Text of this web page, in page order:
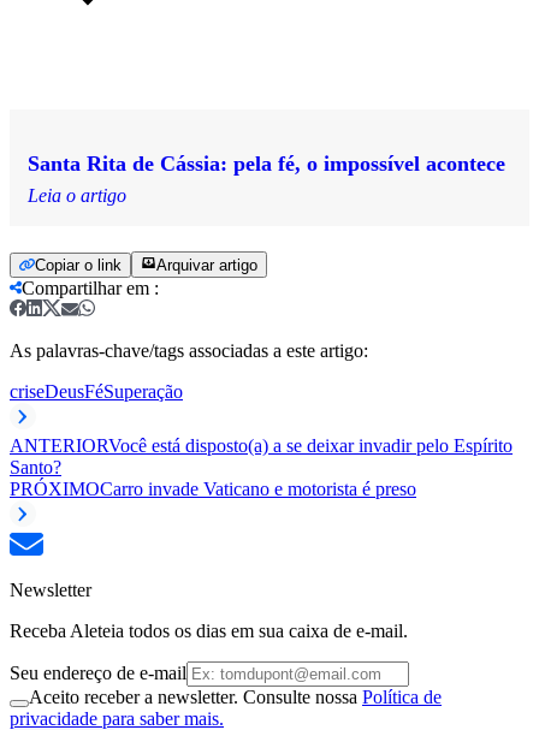
Santa Rita de Cássia: pela fé, o impossível acontece
Leia o artigo
Copiar o link Arquivar artigo
Compartilhar em :
As palavras-chave/tags associadas a este artigo:
criseDeusFéSuperação
ANTERIORVocê está disposto(a) a se deixar invadir pelo Espírito
Santo?
PRÓXIMOCarro invade Vaticano e motorista é preso
Newsletter
Receba Aleteia todos os dias em sua caixa de e-mail.
Seu endereço de e-mail
Aceito receber a newsletter. Consulte nossa Política de
privacidade para saber mais.